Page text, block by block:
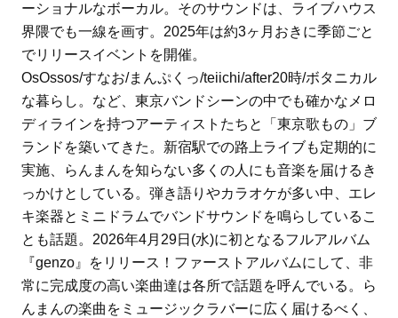
ーショナルなボーカル。そのサウンドは、ライブハウス
界隈でも一線を画す。2025年は約3ヶ月おきに季節ごと
でリリースイベントを開催。
OsOssos/すなお/まんぷくっ/teiichi/after20時/ボタニカル
な暮らし。など、東京バンドシーンの中でも確かなメロ
ディラインを持つアーティストたちと「東京歌もの」ブ
ランドを築いてきた。新宿駅での路上ライブも定期的に
実施、らんまんを知らない多くの人にも音楽を届けるき
っかけとしている。弾き語りやカラオケが多い中、エレ
キ楽器とミニドラムでバンドサウンドを鳴らしているこ
とも話題。2026年4月29日(水)に初となるフルアルバム
『genzo』をリリース！ファーストアルバムにして、非
常に完成度の高い楽曲達は各所で話題を呼んでいる。ら
んまんの楽曲をミュージックラバーに広く届けるべく、